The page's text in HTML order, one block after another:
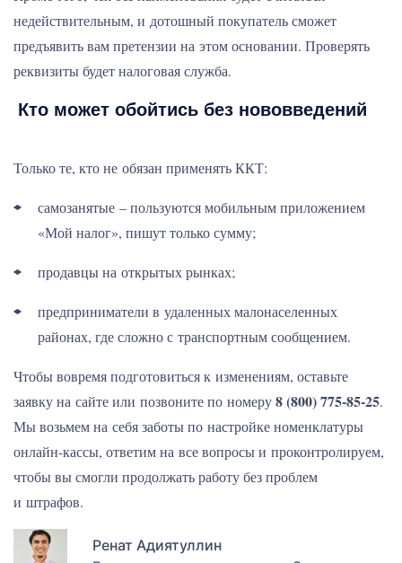
недействительным, и дотошный покупатель сможет
предъявить вам претензии на этом основании. Проверять
реквизиты будет налоговая служба.
Кто может обойтись без нововведений
Только те, кто не обязан применять ККТ:
самозанятые – пользуются мобильным приложением
«Мой налог», пишут только сумму;
продавцы на открытых рынках;
предприниматели в удаленных малонаселенных
районах, где сложно с транспортным сообщением.
Чтобы вовремя подготовиться к изменениям, оставьте
заявку на сайте или позвоните по номеру8 (800) 775-85-25.
Мы возьмем на себя заботы по настройке номенклатуры
онлайн-кассы, ответим на все вопросы и проконтролируем,
чтобы вы смогли продолжать работу без проблем
и штрафов.
Ренат Адиятуллин